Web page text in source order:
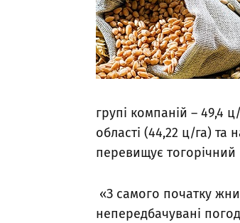
групі компаній – 49,4
області (44,22 ц/га)
перевищує тогорічний
«З самого початку
непередбачувані